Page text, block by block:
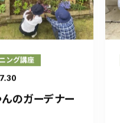
ング講座
のガーデナー